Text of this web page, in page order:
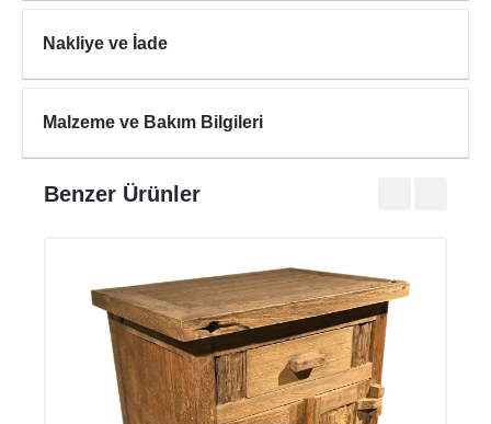
Nakliye ve İade
Malzeme ve Bakım Bilgileri
Benzer Ürünler